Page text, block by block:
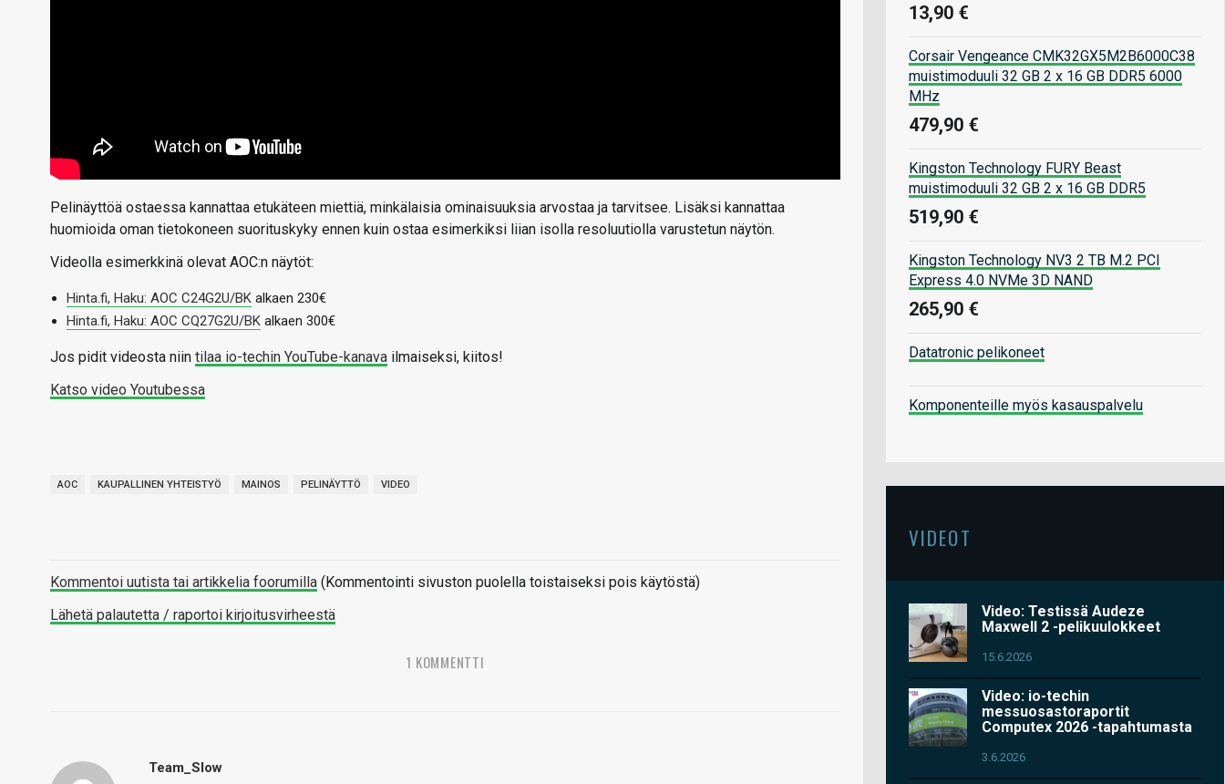
Pelinäyttöä ostaessa kannattaa etukäteen miettiä, minkälaisia ominaisuuksia arvostaa ja tarvitsee. Lisäksi kannattaa
huomioida oman tietokoneen suorituskyky ennen kuin ostaa esimerkiksi liian isolla resoluutiolla varustetun näytön.
Videolla esimerkkinä olevat AOC:n näytöt:
Hinta.fi, Haku: AOC C24G2U/BK alkaen 230€
Hinta.fi, Haku: AOC CQ27G2U/BK alkaen 300€
Jos pidit videosta niin tilaa io-techin YouTube-kanava ilmaiseksi, kiitos!
Katso video Youtubessa
AOC KAUPALLINEN YHTEISTYÖ MAINOS PELINÄYTTÖ VIDEO
Kommentoi uutista tai artikkelia foorumilla (Kommentointi sivuston puolella toistaiseksi pois käytöstä)
Lähetä palautetta / raportoi kirjoitusvirheestä
1 KOMMENTTI
Team_Slow
13,90 €
Corsair Vengeance CMK32GX5M2B6000C38
muistimoduuli 32 GB 2 x 16 GB DDR5 6000
MHz
479,90 €
Kingston Technology FURY Beast
muistimoduuli 32 GB 2 x 16 GB DDR5
519,90 €
Kingston Technology NV3 2 TB M.2 PCI
Express 4.0 NVMe 3D NAND
265,90 €
Datatronic pelikoneet
Komponenteille myös kasauspalvelu
VIDEOT
Video: Testissä Audeze
Maxwell 2 -pelikuulokkeet
15.6.2026
Video: io-techin
messuosastoraportit
Computex 2026 -tapahtumasta
3.6.2026